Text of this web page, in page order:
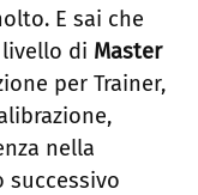
E sai che
livello di Master
per Trainer,
nella
successivo